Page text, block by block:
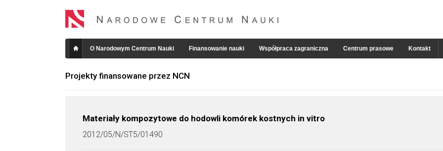
O Narodowym Centrum Nauki Finansowanie nauki Współpraca zagraniczna Centrum prasowe Kontakt
Projekty finansowane przez NCN
Materiały kompozytowe do hodowli komórek kostnych in vitro
2012/05/N/ST5/01490